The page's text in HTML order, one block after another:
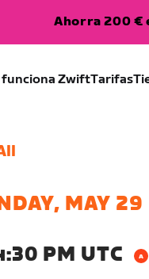
Ahorra 200 €
funciona ZwiftTarifas
MAY 29
PM UTC